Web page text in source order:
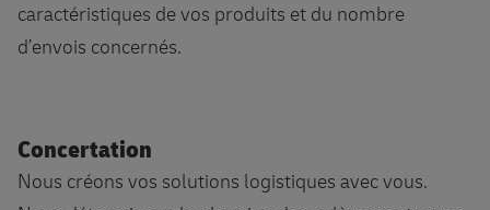
caractéristiques de vos produits et du nombre
d’envois concernés.
Concertation
Nous créons vos solutions logistiques avec vous.